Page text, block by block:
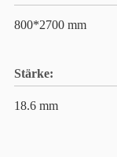
800*2700 mm
Stärke:
18.6 mm